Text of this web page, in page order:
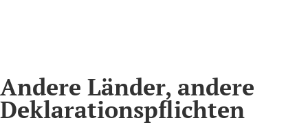
Andere Länder, andere
Deklarationspflichten